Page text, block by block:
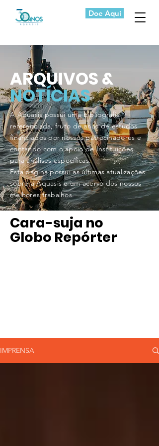
Doe Aqui
ARQUIVOS &
NOTÍCIAS
A Aquasis possui uma bibliografia
referenciada, fruto de anos de estudos
financiados por nossos patrocinadores e
contando com o apoio de Instituições
para análises específicas.
Esta página possui as últimas atualizações
sobre a Aquasis e um acervo dos nossos
melhores trabalhos.
Cara-suja no
Globo Repórter
IMPRENSA